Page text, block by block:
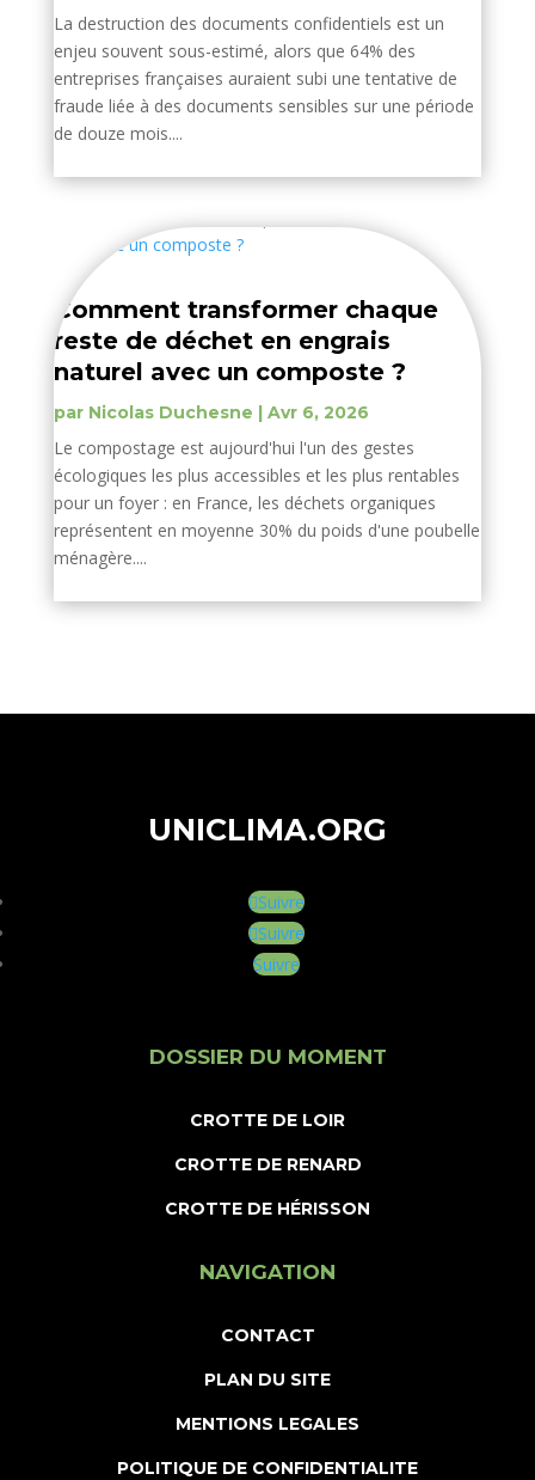
La destruction des documents confidentiels est un
enjeu souvent sous-estimé, alors que 64% des
entreprises françaises auraient subi une tentative de
fraude liée à des documents sensibles sur une période
de douze mois....
Comment transformer chaque
reste de déchet en engrais
naturel avec un composte ?
par Nicolas Duchesne Avr 6, 2026
Le compostage est aujourd'hui l'un des gestes
écologiques les plus accessibles et les plus rentables
pour un foyer : en France, les déchets organiques
représentent en moyenne 30% du poids d'une poubelle
ménagère....
UNICLIMA.ORG
Suivre
Suivre
Suivre
DOSSIER DU MOMENT
CROTTE DE LOIR
CROTTE DE RENARD
CROTTE DE HÉRISSON
NAVIGATION
CONTACT
PLAN DU SITE
MENTIONS LEGALES
POLITIQUE DE CONFIDENTIALITE